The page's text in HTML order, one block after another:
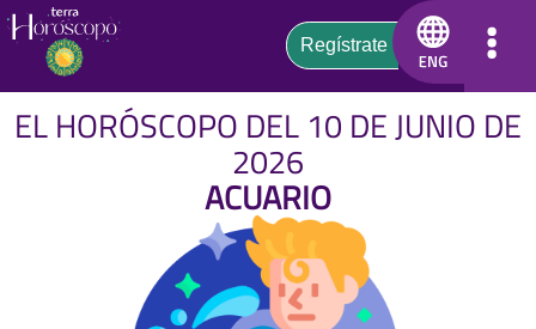
EL HORÓSCOPO DEL 10 DE JUNIO DE
2026
ACUARIO